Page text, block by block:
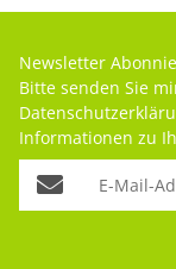
Newsletter
Bitte senden Sie
Informationen zu